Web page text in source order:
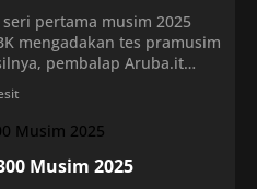
pertama musim 2025
mengadakan tes pramusim
pembalap Aruba.it
sukses mencatatkan waktu
catatan waktu dalam
Australia di Sirkuit
Musim 2025